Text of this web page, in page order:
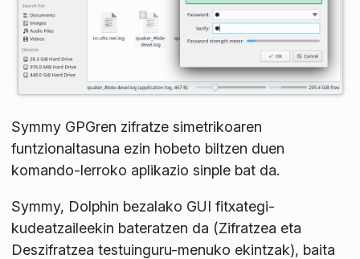
Symmy GPGren zifratze simetrikoaren
funtzionaltasuna ezin hobeto biltzen duen
komando-lerroko aplikazio sinple bat da.
Symmy, Dolphin bezalako GUI fitxategi-
kudeatzaileekin bateratzen da (Zifratzea eta
Deszifratzea testuinguru-menuko ekintzak), baita